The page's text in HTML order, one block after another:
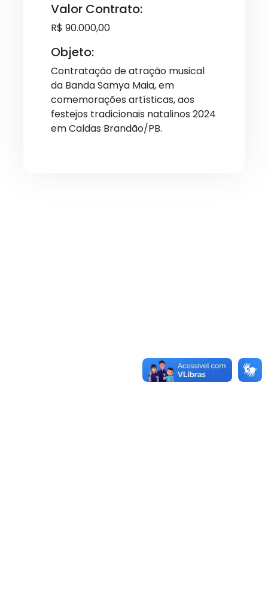
Valor Contrato:
R$ 90.000,00
Objeto:
Contratação de atração musical
da Banda Samya Maia, em
comemorações artísticas, aos
festejos tradicionais natalinos 2024
em Caldas Brandão/PB.